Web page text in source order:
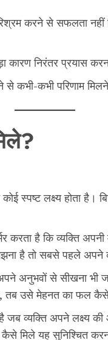
करने से सफलता नहीं
कारण निरंतर प्रयास
कभी-कभी परिणाम मिलने
स्पष्ट लक्ष्य होता है।
है कि व्यक्ति अपनी
तो सबसे पहले अपने
अनुभवों से सीखना भी
उसे मेहनत का फल कैसे
व्यक्ति अपने लक्ष्य की
मिले यह सुनिश्चित